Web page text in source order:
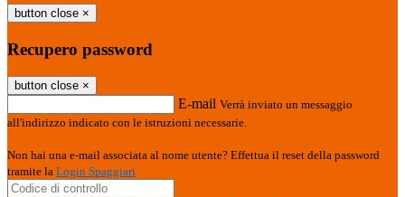
button close ×
Recupero password
button close ×
E-mail Verrà inviato un messaggio
all'indirizzo indicato con le istruzioni necessarie.
Non hai una e-mail associata al nome utente? Effettua il reset della password
tramite la Login Spaggiari